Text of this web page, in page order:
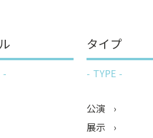
タイプ
TYPE
公演
展示